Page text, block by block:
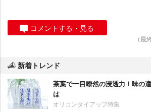
コメントする・見る
（
新着トレンド
茶葉で一目瞭然の浸透力！味の
は
オリコンタイアップ特集